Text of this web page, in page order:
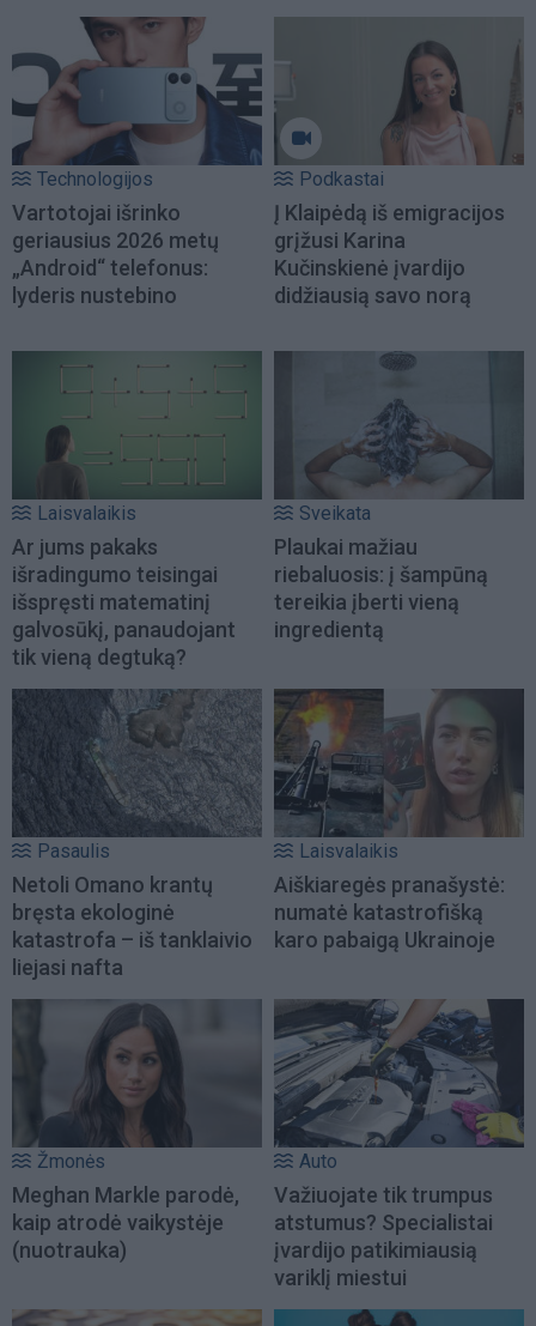
Technologijos
Vartotojai išrinko
geriausius 2026 metų
„Android“ telefonus:
lyderis nustebino
Podkastai
Į Klaipėdą iš emigracijos
grįžusi Karina
Kučinskienė įvardijo
didžiausią savo norą
Laisvalaikis
Ar jums pakaks
išradingumo teisingai
išspręsti matematinį
galvosūkį, panaudojant
tik vieną degtuką?
Sveikata
Plaukai mažiau
riebaluosis: į šampūną
tereikia įberti vieną
ingredientą
Pasaulis
Netoli Omano krantų
bręsta ekologinė
katastrofa – iš tanklaivio
liejasi nafta
Laisvalaikis
Aiškiaregės pranašystė:
numatė katastrofišką
karo pabaigą Ukrainoje
Žmonės
Meghan Markle parodė,
kaip atrodė vaikystėje
(nuotrauka)
Auto
Važiuojate tik trumpus
atstumus? Specialistai
įvardijo patikimiausią
variklį miestui